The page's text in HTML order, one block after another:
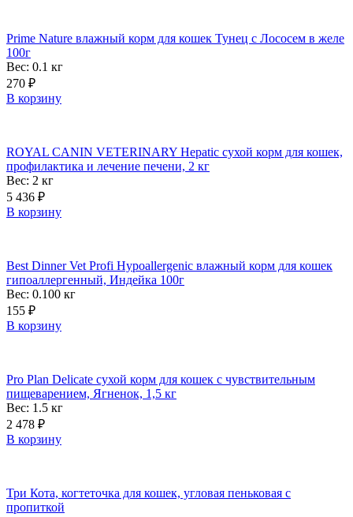
Prime Nature влажный корм для кошек Тунец c Лососем в желе
100г
Вес: 0.1 кг
270 ₽
В корзину
ROYAL CANIN VETERINARY Hepatic сухой корм для кошек,
профилактика и лечение печени, 2 кг
Вес: 2 кг
5 436 ₽
В корзину
Best Dinner Vet Profi Hypoallergenic влажный корм для кошек
гипоаллергенный, Индейка 100г
Вес: 0.100 кг
155 ₽
В корзину
Pro Plan Delicate сухой корм для кошек с чувствительным
пищеварением, Ягненок, 1,5 кг
Вес: 1.5 кг
2 478 ₽
В корзину
Три Кота, когтеточка для кошек, угловая пеньковая с
пропиткой